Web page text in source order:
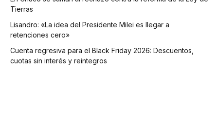
Tierras
Lisandro: «La idea del Presidente Milei es llegar a
retenciones cero»
Cuenta regresiva para el Black Friday 2026: Descuentos,
cuotas sin interés y reintegros